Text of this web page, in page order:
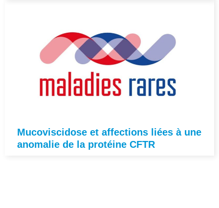
Mucoviscidose et affections liées à une
anomalie de la protéine CFTR